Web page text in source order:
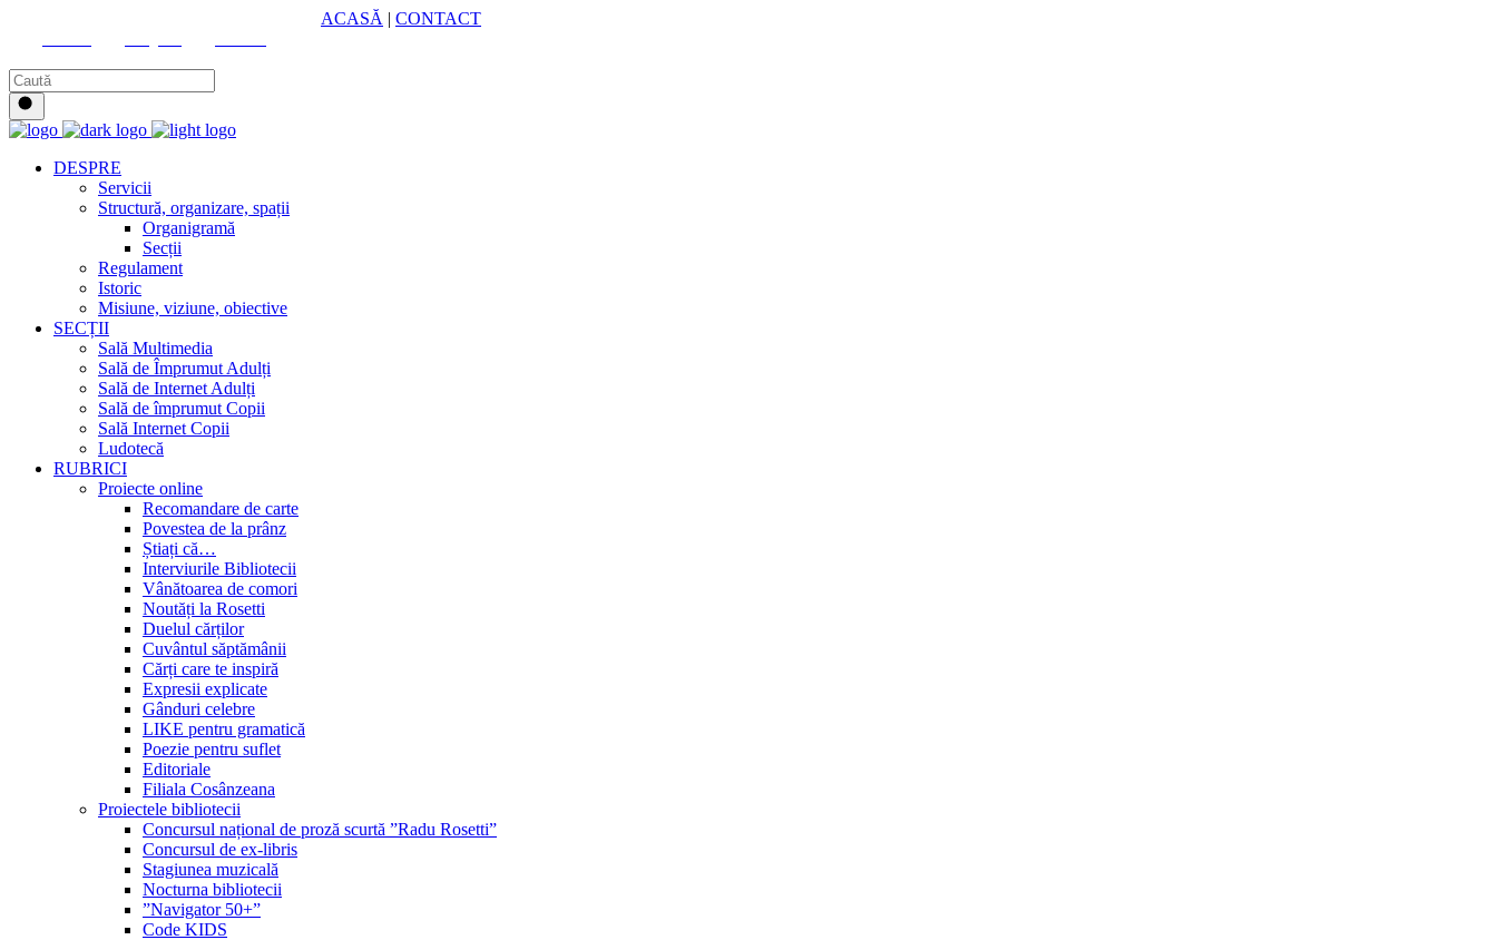
ACASĂ | CONTACT
DESPRE
Servicii
Structură, organizare, spații
Organigramă
Secții
Regulament
Istoric
Misiune, viziune, obiective
SECȚII
Sală Multimedia
Sală de Împrumut Adulți
Sală de Internet Adulți
Sală de împrumut Copii
Sală Internet Copii
Ludotecă
RUBRICI
Proiecte online
Recomandare de carte
Povestea de la prânz
Știați că…
Interviurile Bibliotecii
Vânătoarea de comori
Noutăți la Rosetti
Duelul cărților
Cuvântul săptămânii
Cărți care te inspiră
Expresii explicate
Gânduri celebre
LIKE pentru gramatică
Poezie pentru suflet
Editoriale
Filiala Cosânzeana
Proiectele bibliotecii
Concursul național de proză scurtă ”Radu Rosetti”
Concursul de ex-libris
Stagiunea muzicală
Nocturna bibliotecii
”Navigator 50+”
Code KIDS